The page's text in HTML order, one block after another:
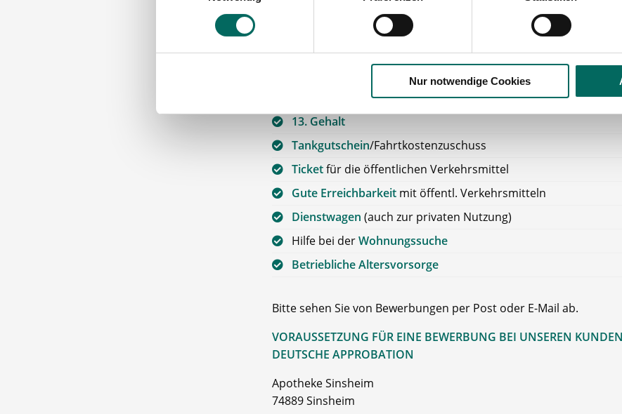
Nur notwendige Cookies
Die Apotheke bietet Ihnen:
Förderung von Fortbildungen: sind möglich und werden
Übertarifliche Bezahlung
13. Gehalt
Tankgutschein/Fahrtkostenzuschuss
Ticketfür die öffentlichen Verkehrsmittel
Gute Erreichbarkeit mit öffentl. Verkehrsmitteln
Dienstwagen (auch zur privaten Nutzung)
Hilfe bei derWohnungssuche
Betriebliche Altersvorsorge
Bitte sehen Sie von Bewerbungen per Post oder E-Mail ab.
VORAUSSETZUNG FÜR EINE BEWERBUNG BEI UNSEREN
DEUTSCHE APPROBATION
Apotheke Sinsheim
74889 Sinsheim